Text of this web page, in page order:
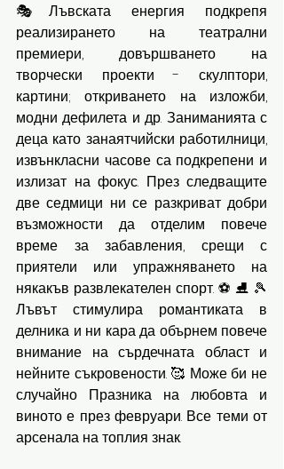
🎭Лъвската енергия подкрепя
реализирането на театрални
премиери, довършването на
творчески проекти - скулптори,
картини; откриването на изложби,
модни дефилета и др. Заниманията с
деца като занаятчийски работилници,
извънкласни часове са подкрепени и
излизат на фокус. През следващите
две седмици ни се разкриват добри
възможности да отделим повече
време за забавления, срещи с
приятели или упражняването на
някакъв развлекателен спорт. ⚽️ ⛸️ 🎾
Лъвът стимулира романтиката в
делника и ни кара да обърнем повече
внимание на сърдечната област и
нейните съкровености. 🥰 Може би не
случайно Празника на любовта и
виното е през февруари. Все теми от
арсенала на топлия знак.